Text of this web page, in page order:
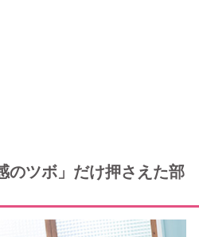
のツボ」だけ押さえた部